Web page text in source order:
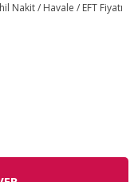
Nakit / Havale / EFT Fiyatı